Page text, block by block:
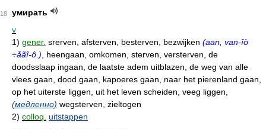
18
умирать
v
1) gener. srerven, afsterven, besterven, bezwijken (aan, van-îò
÷åãî-ô.) , heengaan, omkomen, sterven, versterven, de
doodsslaap ingaan, de laatste adem uitblazen, de weg van alle
vlees gaan, dood gaan, kapoeres gaan, naar het pierenland gaan,
op het uiterste liggen, uit het leven scheiden, veeg liggen,
(медленно) wegsterven, zieltogen
2) colloq. uitstappen